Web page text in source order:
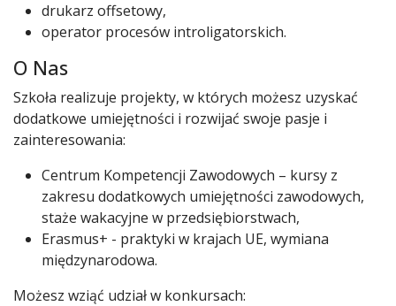
drukarz offsetowy,
operator procesów introligatorskich.
O Nas
Szkoła realizuje projekty, w których możesz uzyskać
dodatkowe umiejętności i rozwijać swoje pasje i
zainteresowania:
Centrum Kompetencji Zawodowych – kursy z
zakresu dodatkowych umiejętności zawodowych,
staże wakacyjne w przedsiębiorstwach,
Erasmus+ - praktyki w krajach UE, wymiana
międzynarodowa.
Możesz wziąć udział w konkursach: